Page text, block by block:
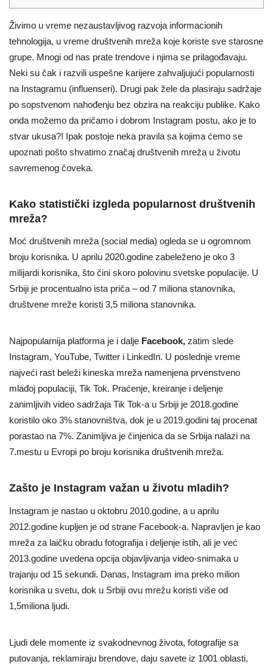
Živimo u vreme nezaustavljivog razvoja informacionih
tehnologija, u vreme društvenih mreža koje koriste sve starosne
grupe. Mnogi od nas prate trendove i njima se prilagođavaju.
Neki su čak i razvili uspešne karijere zahvaljujući popularnosti
na Instagramu (influenseri). Drugi pak žele da plasiraju sadržaje
po sopstvenom nahođenju bez obzira na reakciju publike. Kako
onda možemo da pričamo i dobrom Instagram postu, ako je to
stvar ukusa?! Ipak postoje neka pravila sa kojima ćemo se
upoznati pošto shvatimo značaj društvenih mreža u životu
savremenog čoveka.
Kako statistički izgleda popularnost društvenih
mreža?
Moć društvenih mreža (social media) ogleda se u ogromnom
broju korisnika. U aprilu 2020.godine zabeleženo je oko 3
milijardi korisnika, što čini skoro polovinu svetske populacije. U
Srbiji je procentualno ista priča – od 7 miliona stanovnika,
društvene mreže koristi 3,5 miliona stanovnika.
Najpopularnija platforma je i dalje Facebook, zatim slede
Instagram, YouTube, Twitter i LinkedIn. U poslednje vreme
najveći rast beleži kineska mreža namenjena prvenstveno
mlađoj populaciji, Tik Tok. Praćenje, kreiranje i deljenje
zanimljivih video sadržaja Tik Tok-a u Srbiji je 2018.godine
koristilo oko 3% stanovništva, dok je u 2019.godini taj procenat
porastao na 7%. Zanimljiva je činjenica da se Srbija nalazi na
7.mestu u Evropi po broju korisnika društvenih mreža.
Zašto je Instagram važan u životu mladih?
Instagram je nastao u oktobru 2010.godine, a u aprilu
2012.godine kupljen je od strane Facebook-a. Napravljen je kao
mreža za laičku obradu fotografija i deljenje istih, ali je već
2013.godine uvedena opcija objavljivanja video-snimaka u
trajanju od 15 sekundi. Danas, Instagram ima preko milion
korisnika u svetu, dok u Srbiji ovu mrežu koristi više od
1,5miliona ljudi.
Ljudi dele momente iz svakodnevnog života, fotografije sa
putovanja, reklamiraju brendove, daju savete iz 1001 oblasti,